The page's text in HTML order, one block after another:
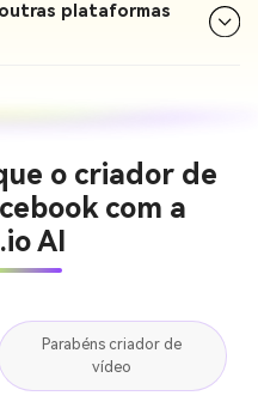
plataformas
o criador de
com a
AI
Parabéns criador de
vídeo